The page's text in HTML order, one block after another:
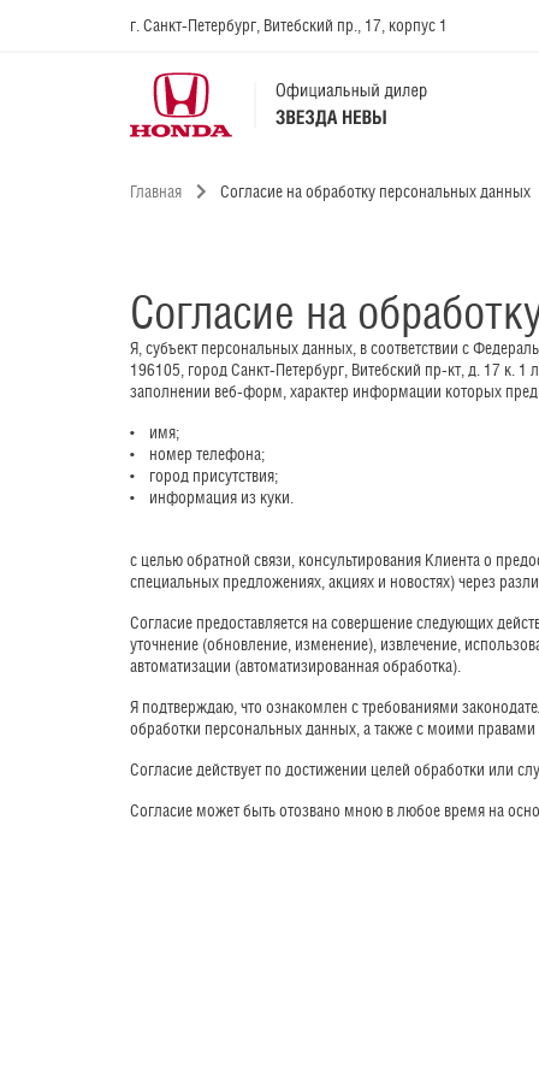
г. Санкт-Петербург, Витебский пр., 17, корпус 1
Главная Согласие на обработку персональных данных
Согласие на
Я, субъект персональных данных, в соответствии с
196105, город Санкт-Петербург, Витебский пр-кт, д. 17 к.
заполнении веб-форм, характер информации которых
•    имя;
•    номер телефона;
•    город присутствия;
•    информация из куки.
с целью обратной связи, консультирования Клиента о
специальных предложениях, акциях и новостях) через
Согласие предоставляется на совершение следующих
уточнение (обновление, изменение), извлечение,
автоматизации (автоматизированная обработка).
Я подтверждаю, что ознакомлен с требованиями
обработки персональных данных, а также с моими правами
Согласие действует по достижении целей обработки или
Согласие может быть отозвано мною в любое время на